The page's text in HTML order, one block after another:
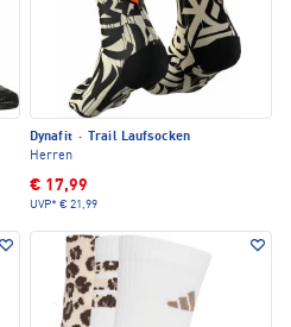
Dynafit ·
Trail Laufsocken
Herren
€ 17,99
UVP* € 21,99